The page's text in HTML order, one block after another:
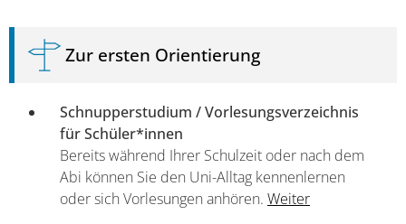
Zur ersten Orientierung
Schnupperstudium / Vorlesungsverzeichnis
für Schüler*innen
Bereits während Ihrer Schulzeit oder nach dem
Abi können Sie den Uni-Alltag kennenlernen
oder sich Vorlesungen anhören. Weiter